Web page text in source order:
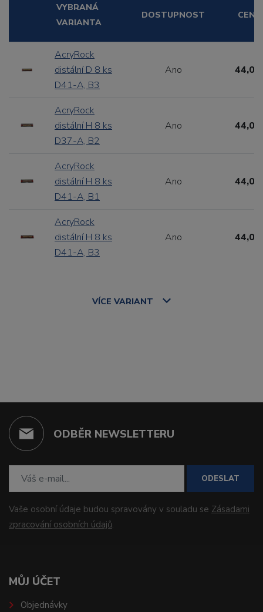
VYBRANÁ
VARIANTA
DOSTUPNOST CENA
AcryRock
distální D 8 ks
D41-A, B3
Ano 44,00
AcryRock
distální H 8 ks
D37-A, B2
Ano 44,00
AcryRock
distální H 8 ks
D41-A, B1
Ano 44,00
AcryRock
distální H 8 ks
D41-A, B3
Ano 44,00
VÍCE VARIANT
ODBĚR NEWSLETTERU
ODESLAT
Vaše osobní údaje budou spravovány v souladu se Zásadami
zpracování osobních údajů.
MŮJ ÚČET
Objednávky